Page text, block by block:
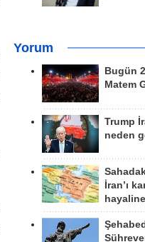
Yorum
Bugün
Matem
Trump
neden
İran’ı